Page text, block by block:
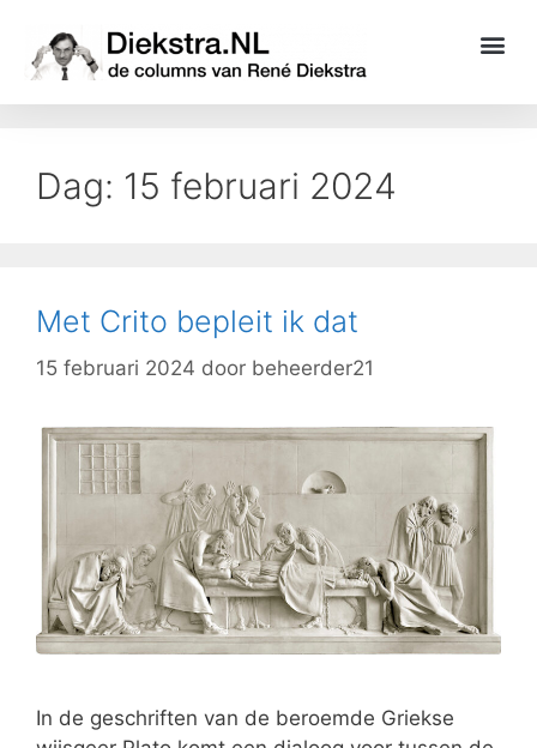
Dag: 15 februari 2024
Met Crito bepleit ik dat
15 februari 2024 door beheerder21
In de geschriften van de beroemde Griekse